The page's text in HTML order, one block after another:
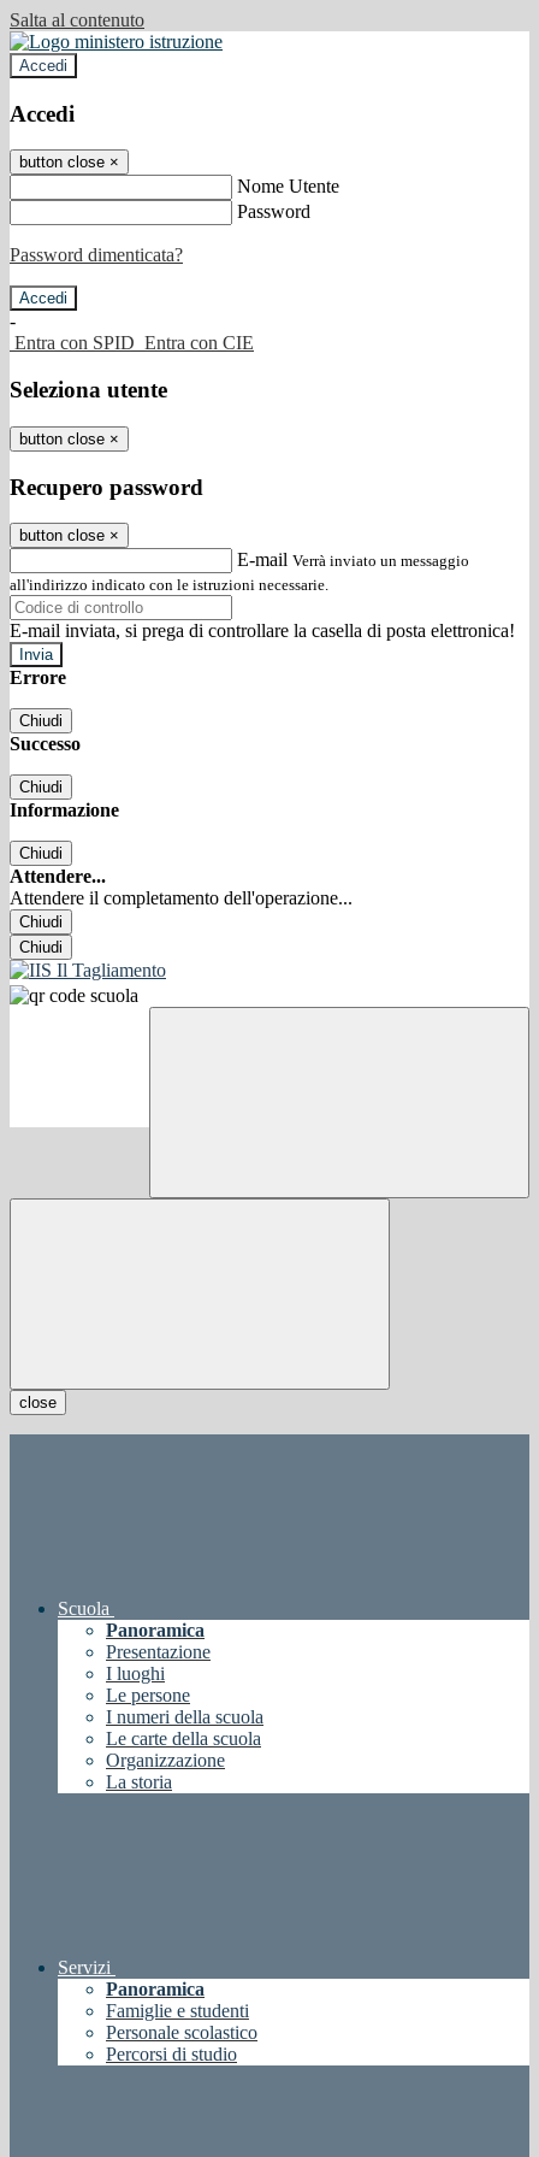
Salta al contenuto
Accedi
Accedi
button close ×
Nome Utente
Password
Password dimenticata?
-
Entra con SPID Entra con CIE
Seleziona utente
button close ×
Recupero password
button close ×
E-mail Verrà inviato un messaggio
all'indirizzo indicato con le istruzioni necessarie.
E-mail inviata, si prega di controllare la casella di posta elettronica!
Errore
Chiudi
Successo
Chiudi
Informazione
Chiudi
Attendere...
Attendere il completamento dell'operazione...
Chiudi
Chiudi
close
Scuola
Panoramica
Presentazione
I luoghi
Le persone
I numeri della scuola
Le carte della scuola
Organizzazione
La storia
Servizi
Panoramica
Famiglie e studenti
Personale scolastico
Percorsi di studio